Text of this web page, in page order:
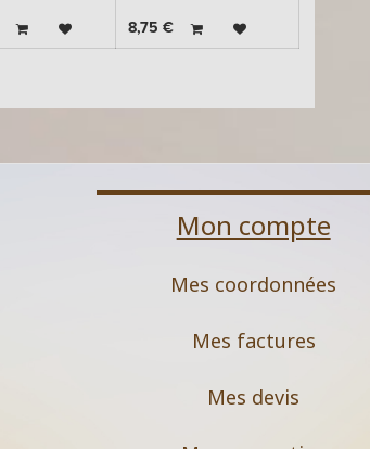
8,75 €
Mon compte
Mes coordonnées
Mes factures
Mes devis